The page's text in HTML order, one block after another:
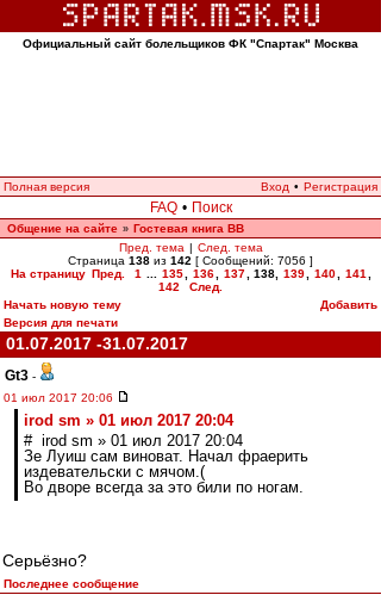
Официальный сайт болельщиков ФК "Спартак" Москва
Полная версия Вход • Регистрация
FAQ • Поиск
Общение на сайте » Гостевая книга ВВ
Пред. тема | След. тема
Страница 138 из 142 [ Сообщений: 7056 ]
На страницу Пред. 1 135 136 137 138 139 140 141
142
След.
Начать новую тему
Добавить
Версия для печати
01.07.2017 -31.07.2017
Gt3 -
01 июл 2017 20:06
irod sm » 01 июл 2017 20:04
# irod sm » 01 июл 2017 20:04
Зе Луиш сам виноват. Начал фраерить
издевательски с мячом.(
Во дворе всегда за это били по ногам.
Серьёзно?
Последнее сообщение